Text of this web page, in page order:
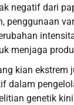
negatif dari
penggunaan
menjaga
kian ekstrem
dalam
genetik